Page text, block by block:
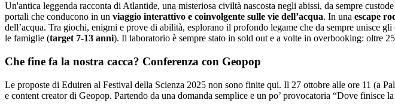
Un'antica leggenda racconta di Atlantide, una misteriosa civiltà nascosta negli abissi, da sempre
portali che conducono in un viaggio interattivo e coinvolgente sulle vie dell’acqua. In una escape
dell’acqua. Tra giochi, enigmi e prove di abilità, esplorano il profondo legame che da sempre unisce
le famiglie (target 7-13 anni). Il laboratorio è sempre stato in sold out e a volte in overbooking: oltre
Che fine fa la nostra cacca? Conferenza con Geopop
Le proposte di Eduiren al Festival della Scienza 2025 non sono finite qui. Il 27 ottobre alle ore 11 (a
e content creator di Geopop. Partendo da una domanda semplice e un po’ provocatoria “Dove finisce